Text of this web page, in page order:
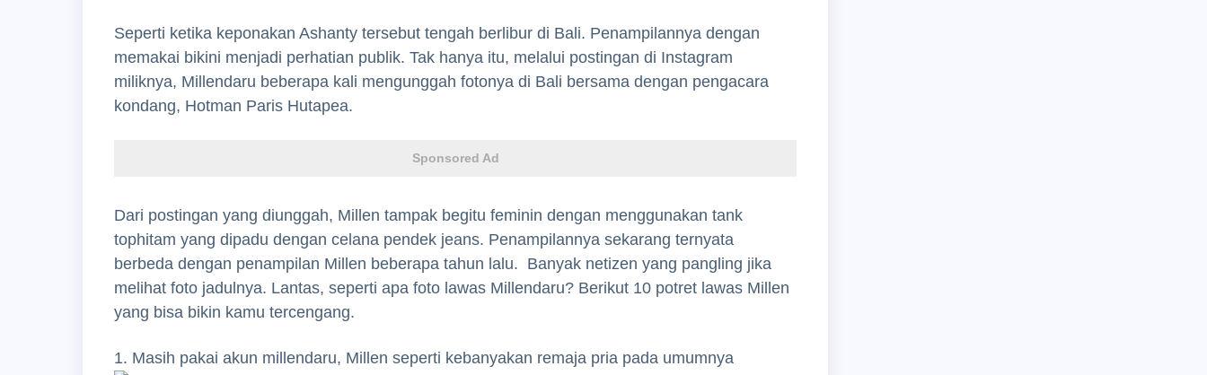
Seperti ketika keponakan Ashanty tersebut tengah berlibur di Bali. Penampilannya dengan
memakai bikini menjadi perhatian publik. Tak hanya itu, melalui postingan di Instagram
miliknya, Millendaru beberapa kali mengunggah fotonya di Bali bersama dengan pengacara
kondang, Hotman Paris Hutapea.
Sponsored Ad
Dari postingan yang diunggah, Millen tampak begitu feminin dengan menggunakan tank
tophitam yang dipadu dengan celana pendek jeans. Penampilannya sekarang ternyata
berbeda dengan penampilan Millen beberapa tahun lalu. Banyak netizen yang pangling jika
melihat foto jadulnya. Lantas, seperti apa foto lawas Millendaru? Berikut 10 potret lawas Millen
yang bisa bikin kamu tercengang.
1. Masih pakai akun millendaru, Millen seperti kebanyakan remaja pria pada umumnya